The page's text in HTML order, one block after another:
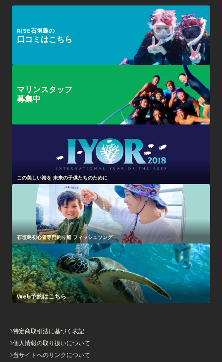
RISE石垣島の
口コミはこちら
マリンスタッフ
募集中
この美しい海を 未来の子供たちのために
石垣島初心者専門釣り船 フィッシュソング
Web予約はこちら
特定商取引法に基づく表記
個人情報の取り扱いについて
当サイトへのリンクについて